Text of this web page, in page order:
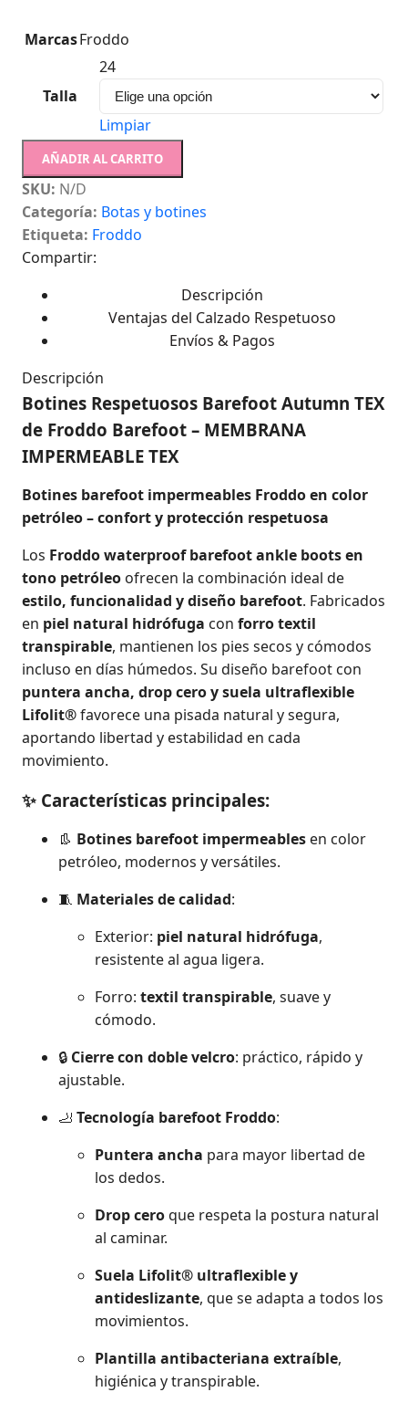
MarcasFroddo
Talla
24
Limpiar
AÑADIR AL CARRITO
SKU: N/D
Categoría: Botas y botines
Etiqueta: Froddo
Compartir:
Descripción
Ventajas del Calzado Respetuoso
Envíos & Pagos
Descripción
Botines Respetuosos Barefoot Autumn TEX
de Froddo Barefoot – MEMBRANA
IMPERMEABLE TEX
Botines barefoot impermeables Froddo en color
petróleo – confort y protección respetuosa
Los Froddo waterproof barefoot ankle boots en
tono petróleo ofrecen la combinación ideal de
estilo, funcionalidad y diseño barefoot. Fabricados
en piel natural hidrófuga con forro textil
transpirable, mantienen los pies secos y cómodos
incluso en días húmedos. Su diseño barefoot con
puntera ancha, drop cero y suela ultraflexible
Lifolit®favorece una pisada natural y segura,
aportando libertad y estabilidad en cada
movimiento.
✨ Características principales:
👢 Botines barefoot impermeables en color
petróleo, modernos y versátiles.
🧵 Materiales de calidad:
Exterior: piel natural hidrófuga,
resistente al agua ligera.
Forro: textil transpirable, suave y
cómodo.
🔒 Cierre con doble velcro: práctico, rápido y
ajustable.
🦶 Tecnología barefoot Froddo:
Puntera ancha para mayor libertad de
los dedos.
Drop ceroque respeta la postura natural
al caminar.
Suela Lifolit® ultraflexible y
antideslizante, que se adapta a todos los
movimientos.
Plantilla antibacteriana extraíble,
higiénica y transpirable.